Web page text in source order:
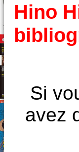
Hino
Si
avez